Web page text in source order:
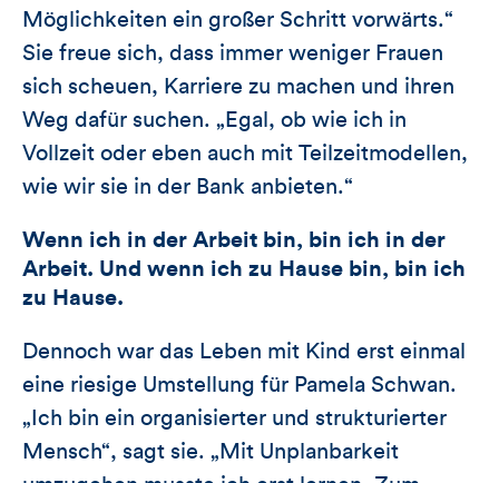
Möglichkeiten ein großer Schritt vorwärts.“
Sie freue sich, dass immer weniger Frauen
sich scheuen, Karriere zu machen und ihren
Weg dafür suchen. „Egal, ob wie ich in
Vollzeit oder eben auch mit Teilzeitmodellen,
wie wir sie in der Bank anbieten.“
Wenn ich in der Arbeit bin, bin ich in der
Arbeit. Und wenn ich zu Hause bin, bin ich
zu Hause.
Dennoch war das Leben mit Kind erst einmal
eine riesige Umstellung für Pamela Schwan.
„Ich bin ein organisierter und strukturierter
Mensch“, sagt sie. „Mit Unplanbarkeit